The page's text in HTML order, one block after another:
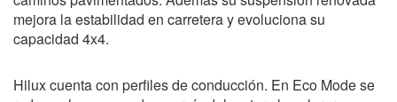
mejora la estabilidad en carretera y evoluciona su
capacidad 4x4.
Hilux cuenta con perfiles de conducción. En Eco Mode se